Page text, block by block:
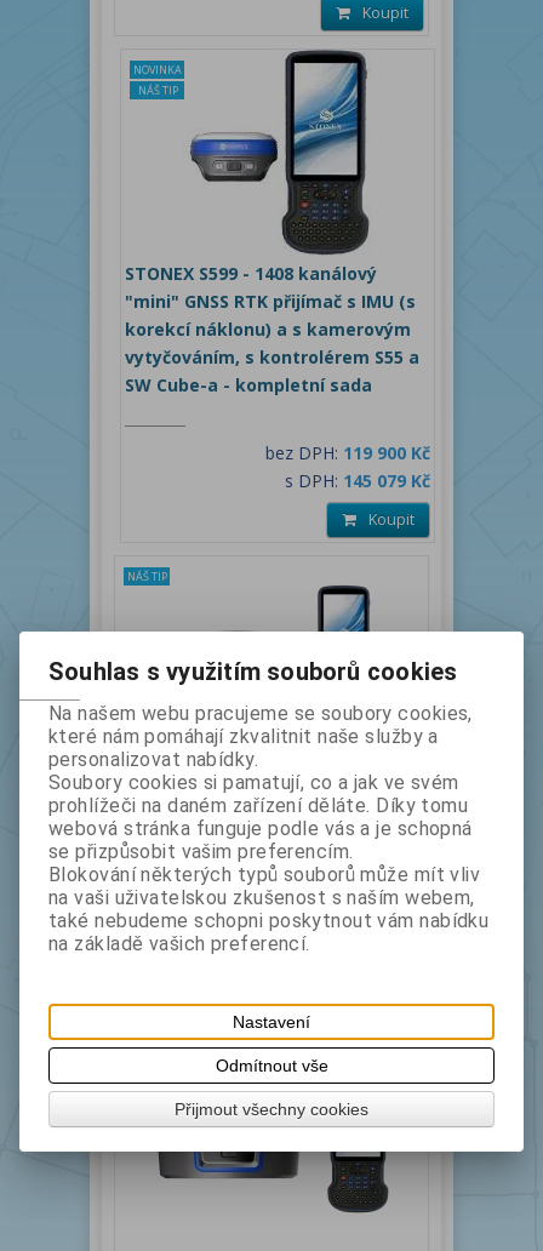
Koupit
NOVINKA
NÁŠ TIP
STONEX S599 - 1408 kanálový
"mini" GNSS RTK přijímač s IMU (s
korekcí náklonu) a s kamerovým
vytyčováním, s kontrolérem S55 a
SW Cube-a - kompletní sada
bez DPH: 119 900 Kč
s DPH: 145 079 Kč
Koupit
NÁŠ TIP
STONEX S880 - GNSS RTK přijímač s
IMU (s korekcí náklonu) a s
kamerovým vytyčováním, s
kontrolérem S55 a SW Cube-a -
kompletní sada
NÁŠ TIP
Souhlas s využitím souborů cookies
Na našem webu pracujeme se soubory cookies,
které nám pomáhají zkvalitnit naše služby a
personalizovat nabídky.
Soubory cookies si pamatují, co a jak ve svém
prohlížeči na daném zařízení děláte. Díky tomu
webová stránka funguje podle vás a je schopná
se přizpůsobit vašim preferencím.
Blokování některých typů souborů může mít vliv
na vaši uživatelskou zkušenost s naším webem,
také nebudeme schopni poskytnout vám nabídku
na základě vašich preferencí.
Nastavení
Odmítnout vše
Přijmout všechny cookies